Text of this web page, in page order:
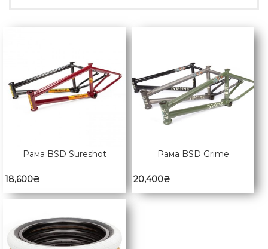
Рама BSD Sureshot
18,600₴
Рама BSD Grime
20,400₴